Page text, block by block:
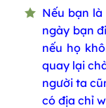
Nếu bạn
ngày bạn
nếu họ
quay lại
người ta
có địa chỉ